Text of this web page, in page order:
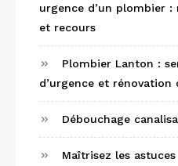
urgence d’un plombier
et recours
Plombier Lanton :
d’urgence et rénovation
Débouchage
Maîtrisez les